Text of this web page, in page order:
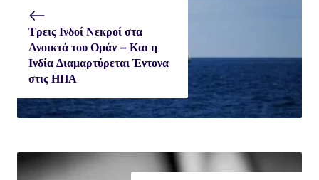
Τρεις Ινδοί Νεκροί στα
Ανοικτά του Ομάν – Και η
Ινδία Διαμαρτύρεται Έντονα
στις ΗΠΑ